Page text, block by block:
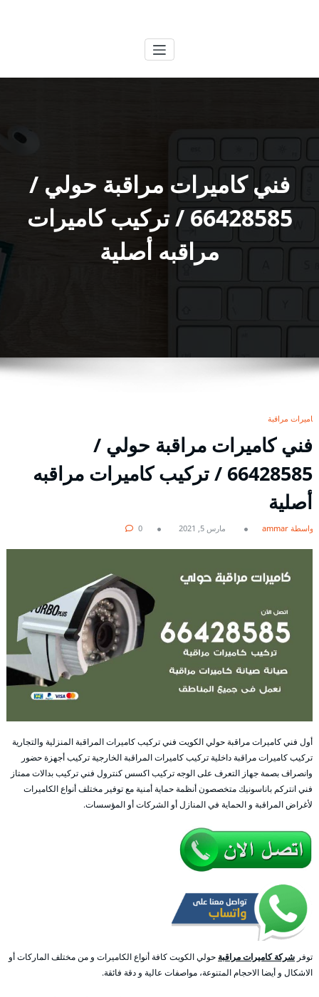
فني كاميرات مراقبة حولي /
66428585 / تركيب كاميرات
مراقبه أصلية
كاميرات مراقبة
فني كاميرات مراقبة حولي /
66428585 / تركيب كاميرات مراقبه
أصلية
بواسطة ammar مارس 5, 2021 0
أول فني كاميرات مراقبة حولي الكويت فني تركيب كاميرات المراقبة المنزلية والتجارية
تركيب كاميرات مراقبة داخلية تركيب كاميرات المراقبة الخارجية تركيب أجهزة حضور
وانصراف بصمة جهاز التعرف على الوجه تركيب اكسس كنترول فني تركيب بدالات ممتاز
فني انتركم باناسونيك متخصصون أنظمة حماية أمنية مع توفير مختلف أنواع الكاميرات
لأغراض المراقبة و الحماية في المنازل أو الشركات أو المؤسسات.
توفر شركة كاميرات مراقبة حولي الكويت كافة أنواع الكاميرات و من مختلف الماركات أو
الاشكال و أيضا الاحجام المتنوعة، مواصفات عالية و دقة فائقة.